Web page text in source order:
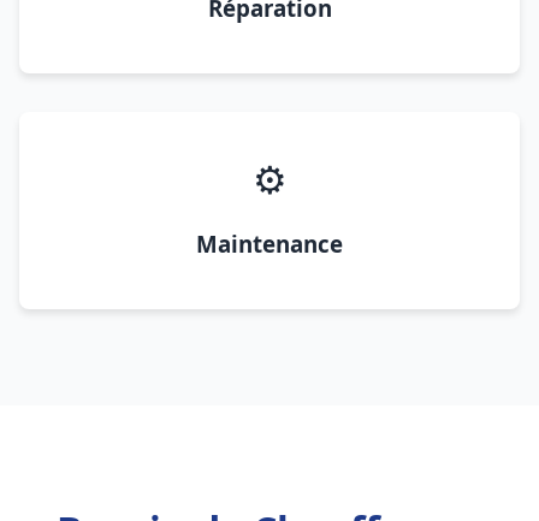
Réparation
⚙️
Maintenance